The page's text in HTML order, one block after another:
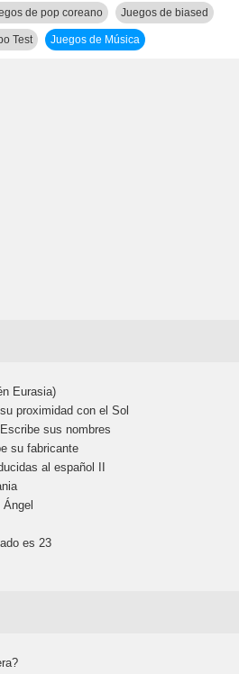
de pop coreano Juegos de biased
Test Juegos de Música
Eurasia)
proximidad con el Sol
sus nombres
su fabricante
al español II
es 23